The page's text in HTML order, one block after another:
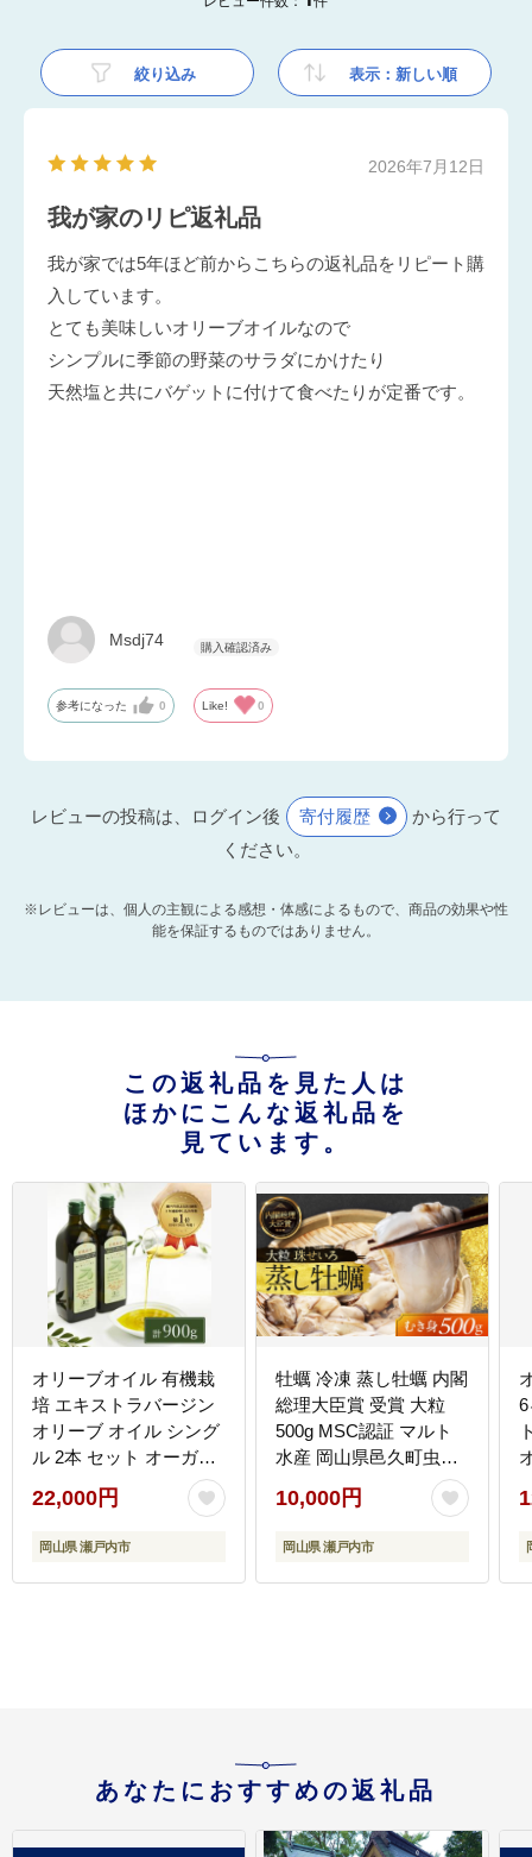
絞り込み 表示：新しい順
2026年7月12日
我が家のリピ返礼品
我が家では5年ほど前からこちらの返礼品をリピート購
入しています。
とても美味しいオリーブオイルなので
シンプルに季節の野菜のサラダにかけたり
天然塩と共にバゲットに付けて食べたりが定番です。
Msdj74
参考になった 0 Like! 0
レビューの投稿は、ログイン後 寄付履歴
から行って
ください。
※レビューは、個人の主観による感想・体感によるもので、商品の効果や性
能を保証するものではありません。
この返礼品を見た人は
ほかにこんな返礼品を
見ています。
オリーブオイル 有機栽
培 エキストラバージン
オリーブ オイル シング
ル 2本 セット オーガニ
ック 調味料 油 オリーブ
油 食用油 ギフト
22,000円
岡山県 瀬戸内市
牡蠣 冷凍 蒸し牡蠣 内閣
総理大臣賞 受賞 大粒
500g MSC認証 マルト
水産 岡山県邑久町虫明
産 かき カキ 貝 海鮮 魚
介類 魚介
10,000円
岡山県 瀬戸内市
あなたにおすすめの返礼品